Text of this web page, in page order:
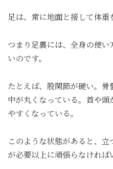
足は、常に地面と接して体重
つまり足裏には、全身の使
いのです。
たとえば、股関節が硬い。
中が丸くなっている。首や
やすくなっている。
このような状態があると、
が必要以上に頑張らなければ